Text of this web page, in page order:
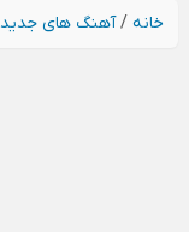
خانه/آهنگ های جدید